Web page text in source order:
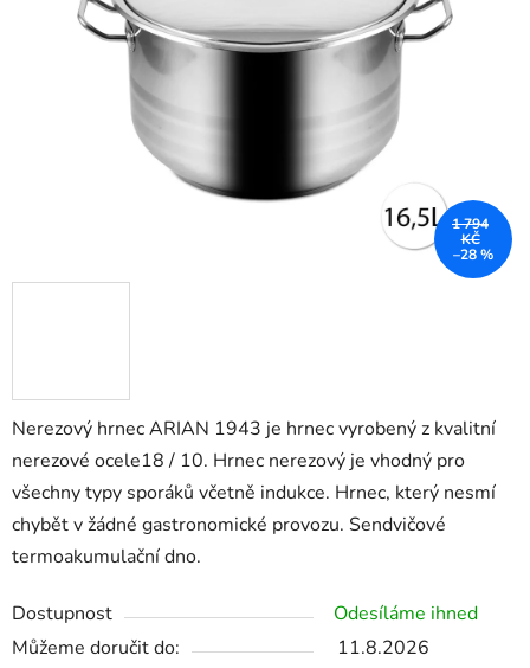
Nerezový hrnec ARIAN 1943 je hrnec vyrobený z kvalitní
nerezové ocele18 / 10. Hrnec nerezový je vhodný pro
všechny typy sporáků včetně indukce. Hrnec, který nesmí
chybět v žádné gastronomické provozu. Sendvičové
termoakumulační dno.
Dostupnost
Odesíláme ihned
Můžeme doručit do:
11.8.2026
hvězdiček.
1 794
KČ
–28 %